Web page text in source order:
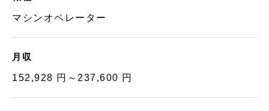
マシンオペレーター
月収
152,928 円～237,600 円